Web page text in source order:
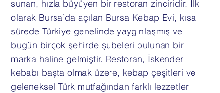
sunan, hızla büyüyen bir restoran zinciridir. İlk
olarak Bursa’da açılan Bursa Kebap Evi, kısa
sürede Türkiye genelinde yaygınlaşmış ve
bugün birçok şehirde şubeleri bulunan bir
marka haline gelmiştir. Restoran, İskender
kebabı başta olmak üzere, kebap çeşitleri ve
geleneksel Türk mutfağından farklı lezzetler